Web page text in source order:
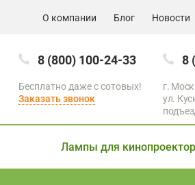
О компании Блог Новости
8 (800) 100-24-33
Бесплатно даже с сотовых!
Заказать звонок
8
г.
ул.
Лампы для